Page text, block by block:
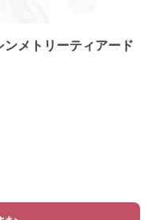
ンメトリーティアード